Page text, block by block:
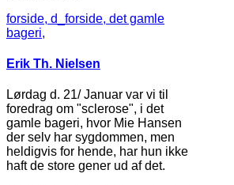
forside, d_forside, det gamle
bageri,
Erik Th. Nielsen
Lørdag d. 21/ Januar var vi til
foredrag om "sclerose", i det
gamle bageri, hvor Mie Hansen
der selv har sygdommen, men
heldigvis for hende, har hun ikke
haft de store gener ud af det.